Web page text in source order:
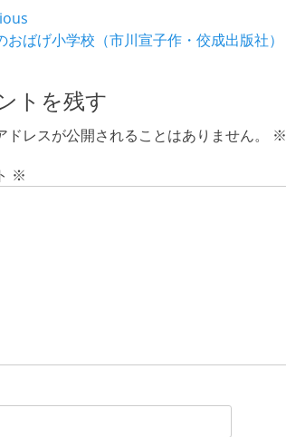
おばげ小学校（市川宣子作・佼成出版社）
トを残す
ドレスが公開されることはありません。 ※
※